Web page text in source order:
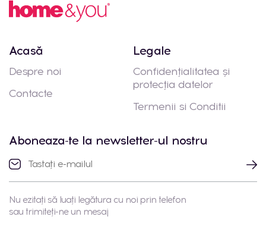
Acasă
Despre noi
Contacte
Legale
Confidențialitatea și
protecția datelor
Termenii si Conditii
Aboneaza-te la newsletter-ul nostru
Nu ezitați să luați legătura cu noi prin telefon
sau trimiteți-ne un mesaj